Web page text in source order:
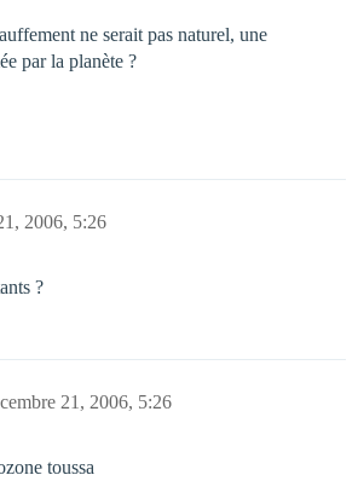
ne serait pas naturel, une
par la planète ?
2006, 5:26
?
21, 2006, 5:26
toussa